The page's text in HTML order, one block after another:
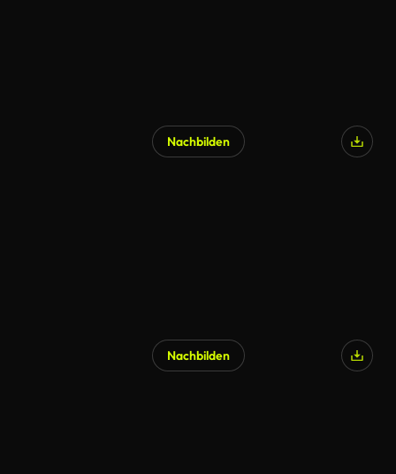
Nachbilden
Nachbilden